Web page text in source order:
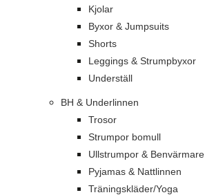
Kjolar
Byxor & Jumpsuits
Shorts
Leggings & Strumpbyxor
Underställ
BH & Underlinnen
Trosor
Strumpor bomull
Ullstrumpor & Benvärmare
Pyjamas & Nattlinnen
Träningskläder/Yoga